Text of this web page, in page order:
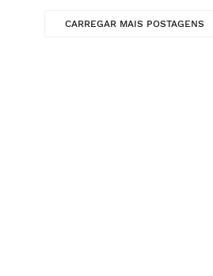
CARREGAR MAIS POSTAGENS